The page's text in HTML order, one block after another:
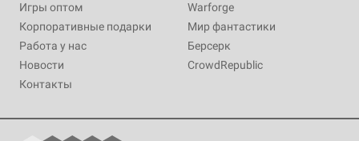
Игры оптом
Корпоративные подарки
Работа у нас
Новости
Контакты
Warforge
Мир фантастики
Берсерк
CrowdRepublic